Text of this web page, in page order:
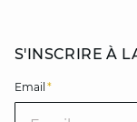
S'INSCRIRE À
Email *